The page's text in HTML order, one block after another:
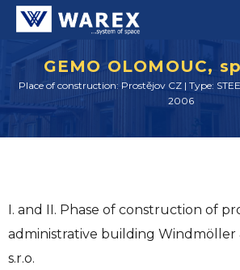
GEMO OLOMOUC,
Place of construction: Prostějov CZ | Type:
2006
I. and II. Phase of construction of
administrative building Windmöller
s.r.o.